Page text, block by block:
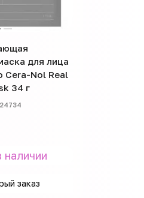
для лица
Cera-Nol Real
34 г
наличии
заказ